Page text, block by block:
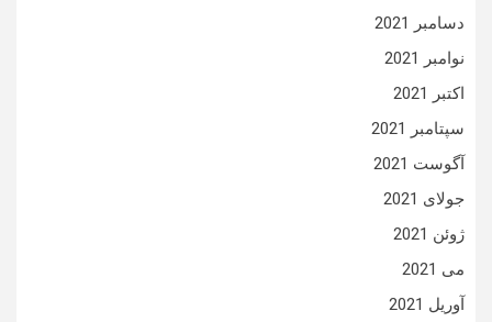
دسامبر 2021
نوامبر 2021
اکتبر 2021
سپتامبر 2021
آگوست 2021
جولای 2021
ژوئن 2021
می 2021
آوریل 2021